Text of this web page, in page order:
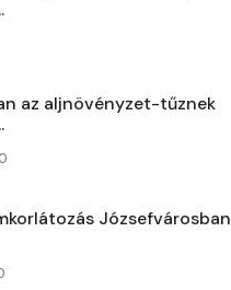
az aljnövényzet-tűznek
Józsefvárosban